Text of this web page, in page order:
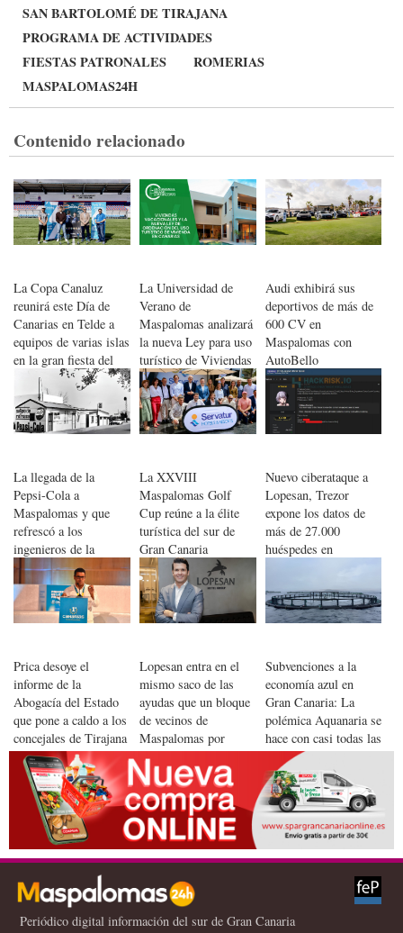
SAN BARTOLOMÉ DE TIRAJANA
PROGRAMA DE ACTIVIDADES
FIESTAS PATRONALES
ROMERIAS
MASPALOMAS24H
Contenido relacionado
La Copa Canaluz
reunirá este Día de
Canarias en Telde a
equipos de varias islas
en la gran fiesta del
fútbol base canario
La Universidad de
Verano de
Maspalomas analizará
la nueva Ley para uso
turístico de Viviendas
en Canarias
Audi exhibirá sus
deportivos de más de
600 CV en
Maspalomas con
AutoBello
La llegada de la
Pepsi-Cola a
Maspalomas y que
refrescó a los
ingenieros de la
NASA
La XXVIII
Maspalomas Golf
Cup reúne a la élite
turística del sur de
Gran Canaria
Nuevo ciberataque a
Lopesan, Trezor
expone los datos de
más de 27.000
huéspedes en
Prica desoye el
informe de la
Abogacía del Estado
que pone a caldo a los
concejales de Tirajana
por transfuguismo
Lopesan entra en el
mismo saco de las
ayudas que un bloque
de vecinos de
Maspalomas por
fallos en sus placas
solares
Subvenciones a la
economía azul en
Gran Canaria: La
polémica Aquanaria se
hace con casi todas las
ayudas
Periódico digital información del sur de Gran Canaria